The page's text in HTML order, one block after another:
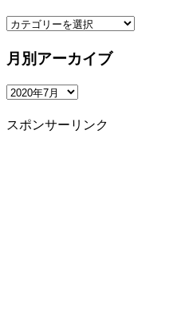
カ
ゴ
ー
月別アーカイブ
月
ア
スポンサーリンク